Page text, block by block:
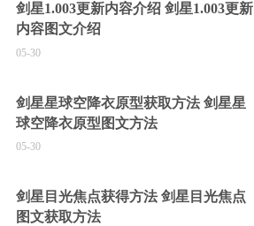
剑星1.003更新内容介绍 剑星1.003更新
内容图文介绍
05-30
剑星星球空降衣原型获取方法 剑星星
球空降衣原型图文方法
05-30
剑星目光焦点获得方法 剑星目光焦点
图文获取方法